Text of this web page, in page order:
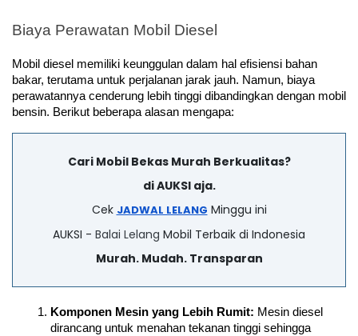
Biaya Perawatan Mobil Diesel
Mobil diesel memiliki keunggulan dalam hal efisiensi bahan
bakar, terutama untuk perjalanan jarak jauh. Namun, biaya
perawatannya cenderung lebih tinggi dibandingkan dengan mobil
bensin. Berikut beberapa alasan mengapa:
Cari Mobil Bekas Murah Berkualitas?
di AUKSI aja.
Cek JADWAL LELANG Minggu ini
AUKSI - Balai Lelang Mobil Terbaik di Indonesia
Murah. Mudah. Transparan
Komponen Mesin yang Lebih Rumit: Mesin diesel
dirancang untuk menahan tekanan tinggi sehingga